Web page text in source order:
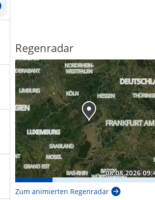
Regenradar
Zum animierten Regenradar